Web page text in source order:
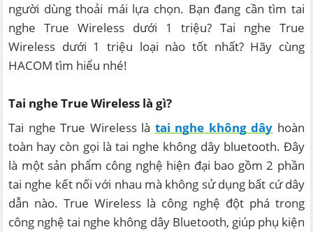
người dùng thoải mái lựa chọn. Bạn đang cần tìm tai
nghe True Wireless dưới 1 triệu? Tai nghe True
Wireless dưới 1 triệu loại nào tốt nhất? Hãy cùng
HACOM tìm hiểu nhé!
Tai nghe True Wireless là gì?
Tai nghe True Wireless là tai nghe không dây hoàn
toàn hay còn gọi là tai nghe không dây bluetooth. Đây
là một sản phẩm công nghệ hiện đại bao gồm 2 phần
tai nghe kết nối với nhau mà không sử dụng bất cứ dây
dẫn nào. True Wireless là công nghệ đột phá trong
công nghệ tai nghe không dây Bluetooth, giúp phụ kiện